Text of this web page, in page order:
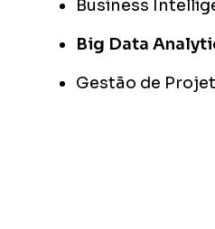
Business
Big Data
Gestão de